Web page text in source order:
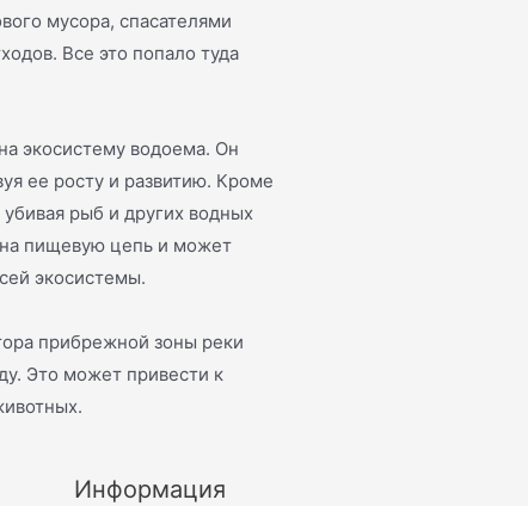
мусора, спасателями
Все это попало туда
экосистему водоема. Он
ее росту и развитию. Кроме
рыб и других водных
на пищевую цепь и может
экосистемы.
прибрежной зоны реки
Это может привести к
Информация